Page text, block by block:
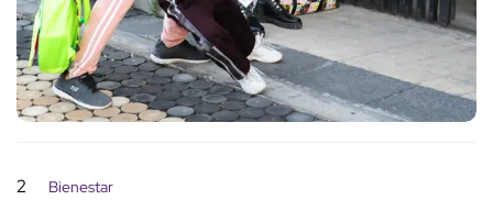
2 Bienestar